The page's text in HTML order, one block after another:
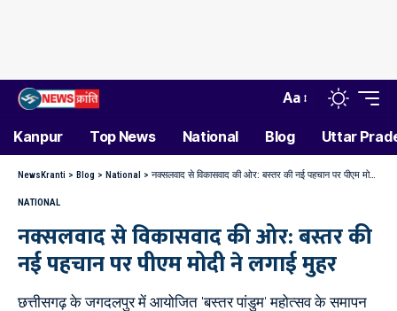
Aa
Kanpur Top News National Blog Uttar
NewsKranti > Blog > National > नक्सलवाद से विकासवाद की ओर: बस्तर की नई पहचान पर पीएम मोदी ने लगाई मुहर
NATIONAL
नक्सलवाद से विकासवाद की ओर: बस्तर की
नई पहचान पर पीएम मोदी ने लगाई मुहर
छत्तीसगढ़ के जगदलपुर में आयोजित 'बस्तर पांडुम' महोत्सव के समापन